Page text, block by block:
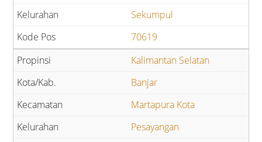
Sekumpul
70619
Kalimantan Selatan
Banjar
Martapura Kota
Pesayangan